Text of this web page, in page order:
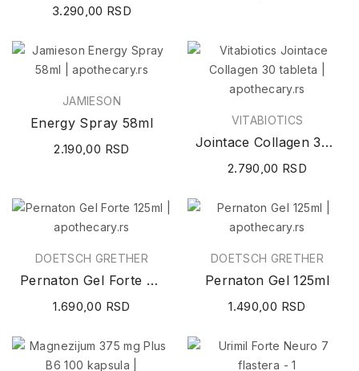
3.290,00 RSD
JAMIESON
Energy Spray 58ml
2.190,00 RSD
VITABIOTICS
Jointace Collagen 30 tableta
2.790,00 RSD
DOETSCH GRETHER
Pernaton Gel Forte 125ml
1.690,00 RSD
DOETSCH GRETHER
Pernaton Gel 125ml
1.490,00 RSD